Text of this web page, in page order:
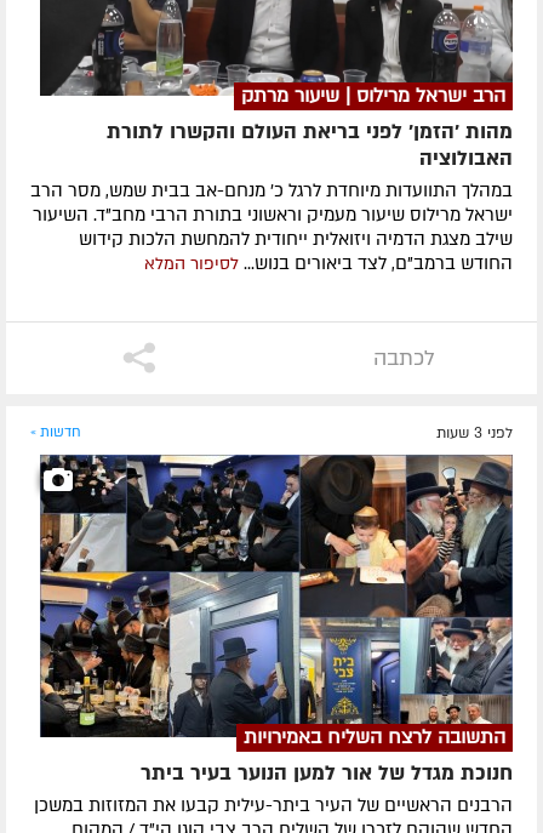
הרב ישראל מרילוס | שיעור מרתק
מהות 'הזמן' לפני בריאת העולם והקשרו לתורת
האבולוציה
במהלך התוועדות מיוחדת לרגל כ' מנחם-אב בבית שמש, מסר הרב
ישראל מרילוס שיעור מעמיק וראשוני בתורת הרבי מחב"ד. השיעור
שילב מצגת הדמיה ויזואלית ייחודית להמחשת הלכות קידוש
החודש ברמב"ם, לצד ביאורים בנוש... לסיפור המלא
לכתבה
לפני 3 שעות חדשות »
התשובה לרצח השליח באמירויות
חנוכת מגדל של אור למען הנוער בעיר ביתר
הרבנים הראשיים של העיר ביתר-עילית קבעו את המזוזות במשכן